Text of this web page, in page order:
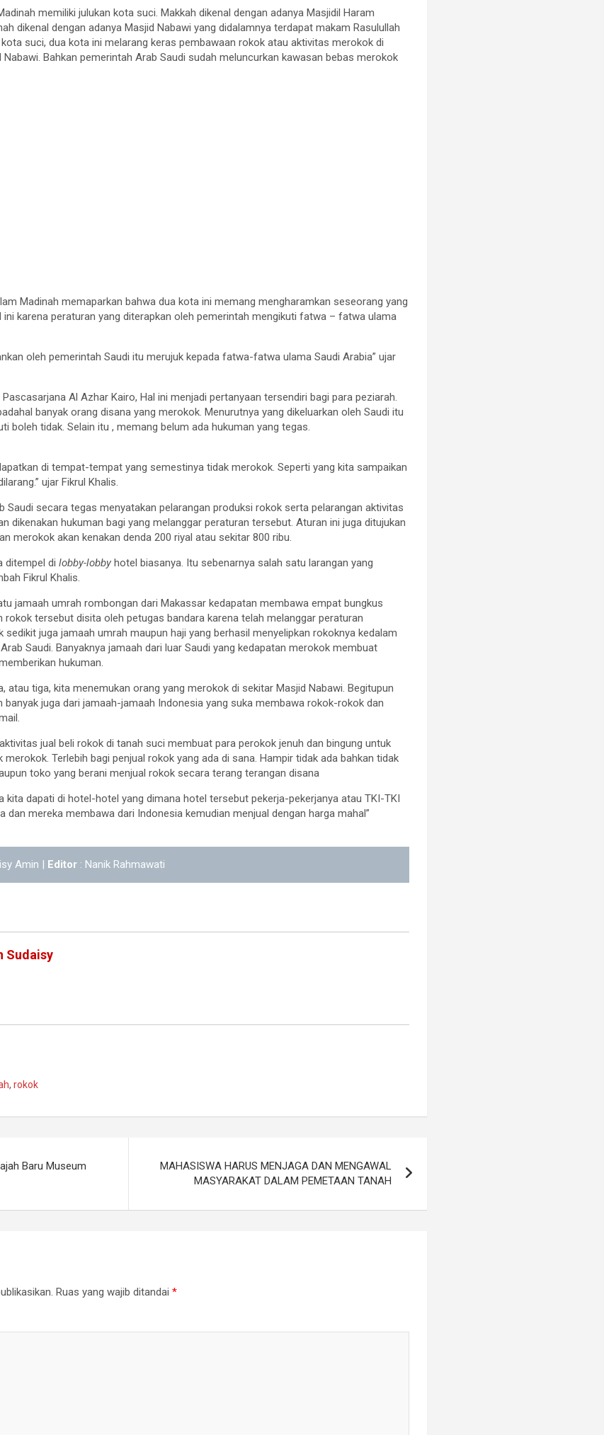
memiliki julukan kota suci. Makkah dikenal dengan adanya Masjidil Haram
dikenal dengan adanya Masjid Nabawi yang didalamnya terdapat makam Rasulullah
suci, dua kota ini melarang keras pembawaan rokok atau aktivitas merokok di
Bahkan pemerintah Arab Saudi sudah meluncurkan kawasan bebas merokok
Madinah memaparkan bahwa dua kota ini memang mengharamkan seseorang yang
karena peraturan yang diterapkan oleh pemerintah mengikuti fatwa – fatwa ulama
oleh pemerintah Saudi itu merujuk kepada fatwa-fatwa ulama Saudi Arabia” ujar
Al Azhar Kairo, Hal ini menjadi pertanyaan tersendiri bagi para peziarah.
banyak orang disana yang merokok. Menurutnya yang dikeluarkan oleh Saudi itu
boleh tidak. Selain itu , memang belum ada hukuman yang tegas.
di tempat-tempat yang semestinya tidak merokok. Seperti yang kita sampaikan
ujar Fikrul Khalis.
Saudi secara tegas menyatakan pelarangan produksi rokok serta pelarangan aktivitas
dikenakan hukuman bagi yang melanggar peraturan tersebut. Aturan ini juga ditujukan
merokok akan kenakan denda 200 riyal atau sekitar 800 ribu.
ditempel dilobby-lobby hotel biasanya. Itu sebenarnya salah satu larangan yang
Fikrul Khalis.
jamaah umrah rombongan dari Makassar kedapatan membawa empat bungkus
tersebut disita oleh petugas bandara karena telah melanggar peraturan
sedikit juga jamaah umrah maupun haji yang berhasil menyelipkan rokoknya kedalam
Saudi. Banyaknya jamaah dari luar Saudi yang kedapatan merokok membuat
hukuman.
atau tiga, kita menemukan orang yang merokok di sekitar Masjid Nabawi. Begitupun
banyak juga dari jamaah-jamaah Indonesia yang suka membawa rokok-rokok dan
jual beli rokok di tanah suci membuat para perokok jenuh dan bingung untuk
Terlebih bagi penjual rokok yang ada di sana. Hampir tidak ada bahkan tidak
toko yang berani menjual rokok secara terang terangan disana
kita dapati di hotel-hotel yang dimana hotel tersebut pekerja-pekerjanya atau TKI-TKI
dan mereka membawa dari Indonesia kemudian menjual dengan harga mahal”
Amin | Editor : Nanik Rahmawati
Sudaisy
,rokok
Baru Museum
MAHASISWA HARUS MENJAGA DAN MENGAWAL
MASYARAKAT DALAM PEMETAAN TANAH
Ruas yang wajib ditandai*